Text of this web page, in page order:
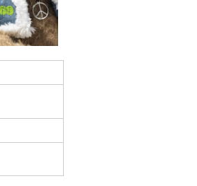
ろしく